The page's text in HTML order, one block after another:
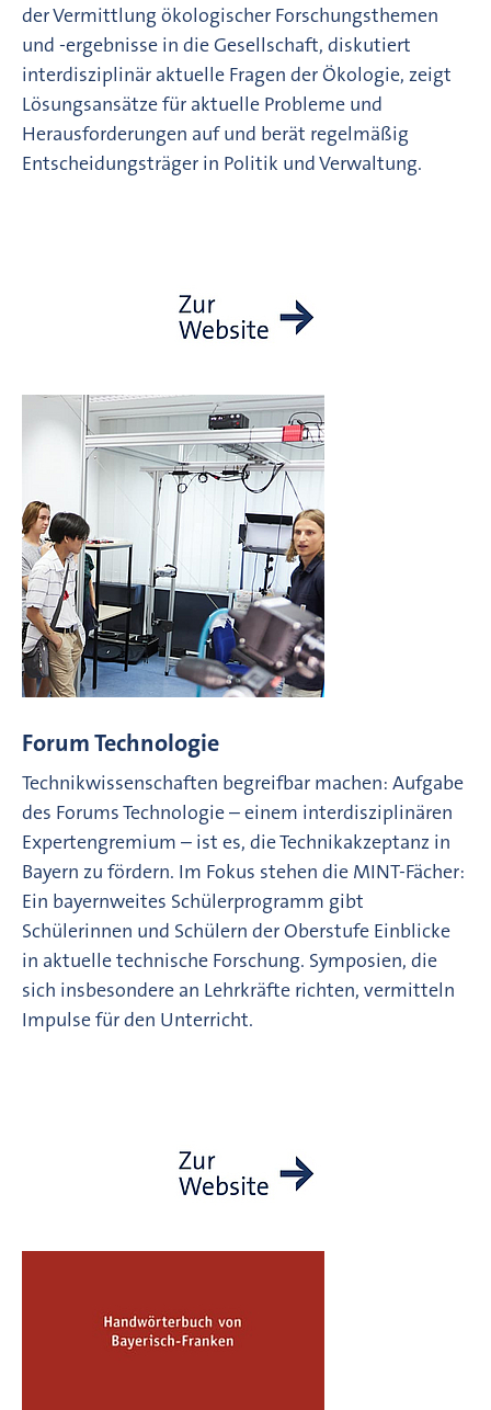
der Vermittlung ökologischer Forschungsthemen
und -ergebnisse in die Gesellschaft, diskutiert
interdisziplinär aktuelle Fragen der Ökologie, zeigt
Lösungsansätze für aktuelle Probleme und
Herausforderungen auf und berät regelmäßig
Entscheidungsträger in Politik und Verwaltung.
Forum Technologie
Technikwissenschaften begreifbar machen: Aufgabe
des Forums Technologie – einem interdisziplinären
Expertengremium – ist es, die Technikakzeptanz in
Bayern zu fördern. Im Fokus stehen die MINT-Fächer:
Ein bayernweites Schülerprogramm gibt
Schülerinnen und Schülern der Oberstufe Einblicke
in aktuelle technische Forschung. Symposien, die
sich insbesondere an Lehrkräfte richten, vermitteln
Impulse für den Unterricht.